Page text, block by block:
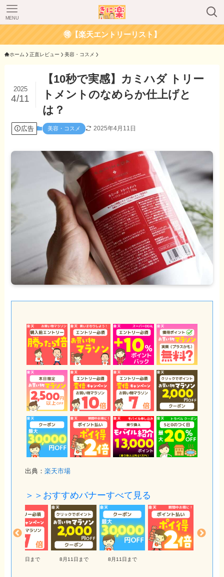
MENU
🉐【楽天エントリーリスト】
ホーム 正直レビュー 美容・コスメ
【10秒で実感】カミハダ トリー
トメントのなめらか仕上げと
は？
2025
4/11
広告 美容・コスメ 2025年4月11日
出典：楽天市場
＞＞おすすめバナーすべて見る
8月11日まで 8月11日まで